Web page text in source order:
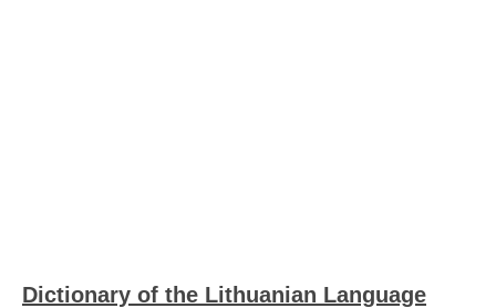
Dictionary of the Lithuanian Language